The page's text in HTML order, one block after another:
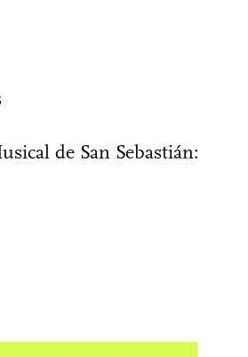
de San Sebastián: